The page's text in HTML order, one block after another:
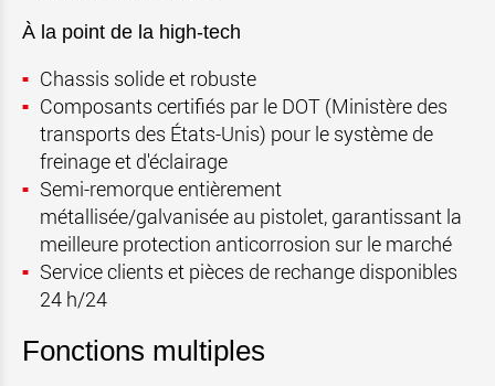
À la point de la high-tech
Chassis solide et robuste
Composants certifiés par le DOT (Ministère des
transports des États-Unis) pour le système de
freinage et d'éclairage
Semi-remorque entièrement
métallisée/galvanisée au pistolet, garantissant la
meilleure protection anticorrosion sur le marché
Service clients et pièces de rechange disponibles
24 h/24
Fonctions multiples